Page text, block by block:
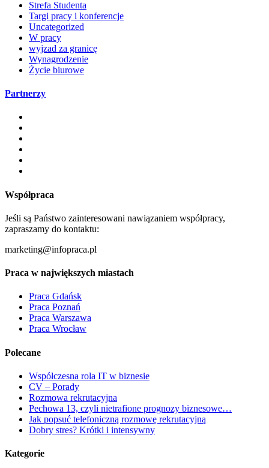
Strefa Studenta
Targi pracy i konferencje
Uncategorized
W pracy
wyjzad za granicę
Wynagrodzenie
Życie biurowe
Partnerzy
Współpraca
Jeśli są Państwo zainteresowani nawiązaniem współpracy,
zapraszamy do kontaktu:
marketing@infopraca.pl
Praca w największych miastach
Praca Gdańsk
Praca Poznań
Praca Warszawa
Praca Wrocław
Polecane
Współczesna rola IT w biznesie
CV – Porady
Rozmowa rekrutacyjna
Pechowa 13, czyli nietrafione prognozy biznesowe…
Jak popsuć telefoniczną rozmowę rekrutacyjną
Dobry stres? Krótki i intensywny
Kategorie